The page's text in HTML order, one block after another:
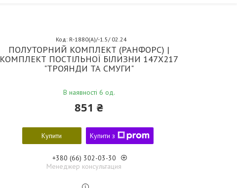
ПОЛУТОРНИЙ КОМПЛЕКТ (РАНФОРС) |
КОМПЛЕКТ ПОСТІЛЬНОЇ БІЛИЗНИ 147Х217
"ТРОЯНДИ ТА СМУГИ"
В наявності 6 од.
Код: R-1880(A)/-1.5/ 02.24
851 ₴
Купити Купити з
+380 (66) 302-03-30
Менеджер консультация